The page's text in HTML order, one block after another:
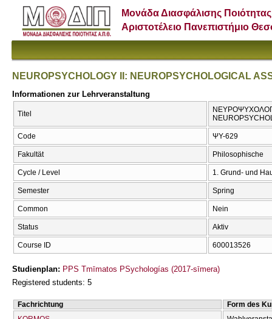
Μονάδα Διασφάλισης Ποιότητας
Αριστοτέλειο Πανεπιστήμιο
NEUROPSYCHOLOGY II: NEUROPSYCHOLOGICAL
Informationen zur Lehrveranstaltung
Titel
Code ΨΥ-629
Fakultät Philosophische
Cycle / Level 1. Grund- und
Semester Spring
Common Nein
Status Aktiv
Course ID 600013526
Studienplan: PPS Tmīmatos PSychologías (2017-sīmera)
Registered students: 5
Fachrichtung
Form des